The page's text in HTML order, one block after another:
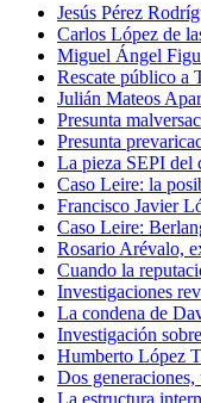
Jesús Pérez
Carlos López de
Miguel Ángel
Rescate público a
Julián Mateos
Presunta
Presunta
La pieza SEPI del
Caso Leire: la
Francisco Javier
Caso Leire:
Rosario Arévalo,
Cuando la
Investigaciones
La condena de
Investigación
Humberto López
Dos
La estructura